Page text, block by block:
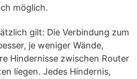
möglich.
gilt: Die Verbindung zum
je weniger Wände,
Hindernisse zwischen Router
liegen. Jedes Hindernis,